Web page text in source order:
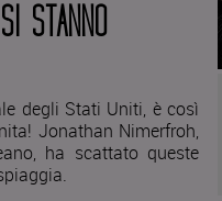
STANNO
degli Stati Uniti, è così
Jonathan Nimerfroh,
ha scattato queste